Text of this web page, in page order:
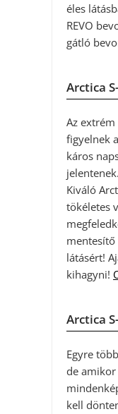
éles
REVO
gátló
Arctica
Az
figyelnek
káros
jelentenek.
Kiváló
tökéletes
mentesítő
látásért!
kihagyni!
Arctica
Egyre
de amikor
kell